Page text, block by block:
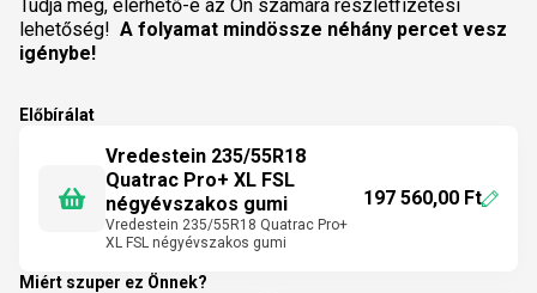
Tudja meg, elérhető-e az Ön számára részletfizetési
lehetőség! A folyamat mindössze néhány percet vesz
igénybe!
Előbírálat
Vredestein 235/55R18
Quatrac Pro+ XL FSL
négyévszakos gumi
Vredestein 235/55R18 Quatrac Pro+
XL FSL négyévszakos gumi
197 560,00 Ft
Miért szuper ez Önnek?